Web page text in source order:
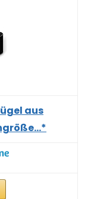
aus